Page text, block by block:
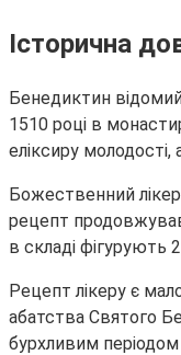
Історична
Бенедиктин
1510 році в
еліксиру
Божественний
рецепт
в складі фігурують
Рецепт лікеру є
абатства Святого
бурхливим періодом